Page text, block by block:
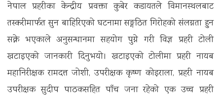
नेपाल प्रहरीका केन्द्रीय प्रवक्ता कुबेर कडायतले विमानस्थलबाट
तस्करीमार्फत सुन बाहिरिएको घटनामा सङ्गठित गिरोहको संलग्नता हुन
सक्ने भएकाले अनुसन्धानमा सहयोग पुग्ने गरी विज्ञ प्रहरी टोली
खटाइएको जानकारी दिनुभयो। खटाइएको टोलीमा प्रहरी नायब
महानिरीक्षक रामदत्त जोशी, उपरीक्षक कृष्ण कोइराला, प्रहरी नायब
उपरीक्षक सुदीप पाठकसहित पाँच जना रहेको एक उच्च प्रहरी